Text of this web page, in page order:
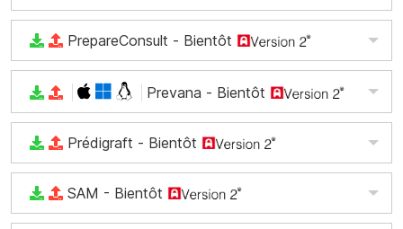
PrepareConsult - Bientôt
Prevana - Bientôt
Prédigraft - Bientôt
SAM - Bientôt